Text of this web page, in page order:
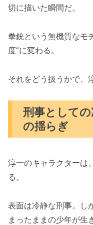
切に描いた瞬間だ。
拳銃という無機質なモ
度”に変わる。
それをどう扱うかで、
刑事として
の揺らぎ
淳一のキャラクターは
る。
表面は冷静な刑事。し
まったままの少年が生